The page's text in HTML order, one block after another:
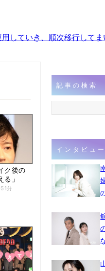
していき、順次移行してま
ク後の
る」
分
記事の検索
インタビュー